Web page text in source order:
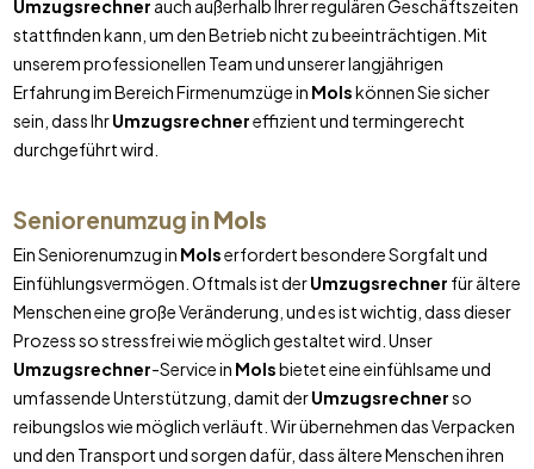
Umzugsrechner auch außerhalb Ihrer regulären Geschäftszeiten
stattfinden kann, um den Betrieb nicht zu beeinträchtigen. Mit
unserem professionellen Team und unserer langjährigen
Erfahrung im Bereich Firmenumzüge in Molskönnen Sie sicher
sein, dass IhrUmzugsrechnereffizient und termingerecht
durchgeführt wird.
Seniorenumzug in Mols
Ein Seniorenumzug in Molserfordert besondere Sorgfalt und
Einfühlungsvermögen. Oftmals ist derUmzugsrechner für ältere
Menschen eine große Veränderung, und es ist wichtig, dass dieser
Prozess so stressfrei wie möglich gestaltet wird. Unser
Umzugsrechner-Service in Molsbietet eine einfühlsame und
umfassende Unterstützung, damit derUmzugsrechnerso
reibungslos wie möglich verläuft. Wir übernehmen das Verpacken
und den Transport und sorgen dafür, dass ältere Menschen ihren